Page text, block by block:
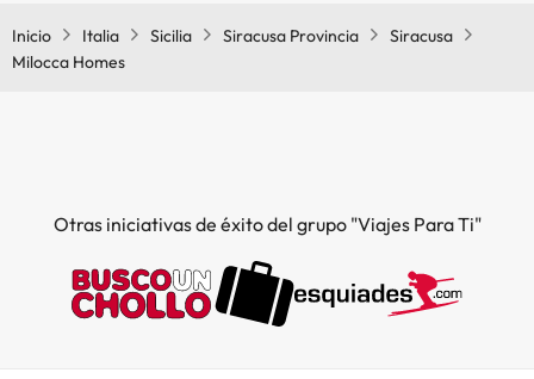
Inicio Italia Sicilia Siracusa Provincia
Siracusa
Milocca Homes
Otras iniciativas de éxito del grupo "Viajes Para Ti"